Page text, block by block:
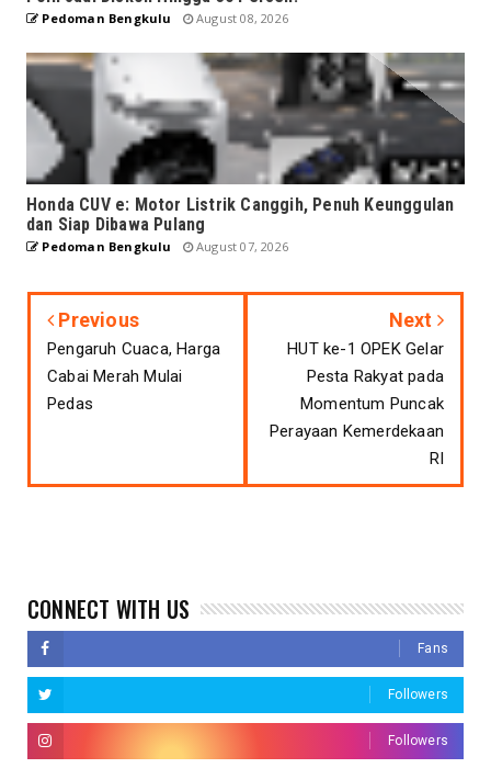
Pedoman Bengkulu August 08, 2026
Honda CUV e: Motor Listrik Canggih, Penuh Keunggulan
dan Siap Dibawa Pulang
Pedoman Bengkulu August 07, 2026
Previous
Pengaruh Cuaca, Harga
Cabai Merah Mulai
Pedas
Next
HUT ke-1 OPEK Gelar
Pesta Rakyat pada
Momentum Puncak
Perayaan Kemerdekaan
RI
CONNECT WITH US
Fans
Followers
Followers